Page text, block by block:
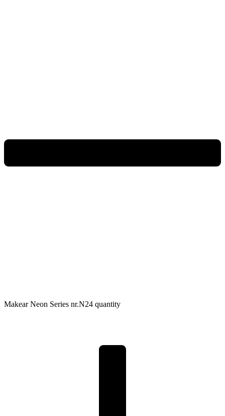
Makear Neon Series nr.N24 quantity